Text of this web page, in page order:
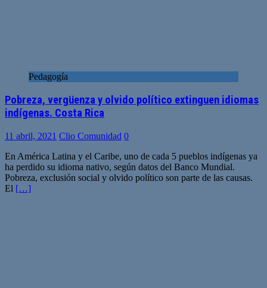
Pedagogía
Pobreza, vergüenza y olvido político extinguen idiomas
indígenas. Costa Rica
11 abril, 2021 Clio Comunidad 0
En América Latina y el Caribe, uno de cada 5 pueblos indígenas ya
ha perdido su idioma nativo, según datos del Banco Mundial.
Pobreza, exclusión social y olvido político son parte de las causas.
El […]